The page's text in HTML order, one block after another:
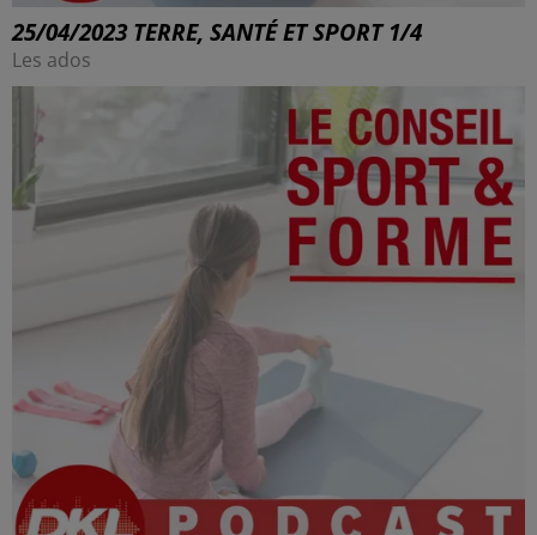
25/04/2023 TERRE, SANTÉ ET SPORT 1/4
Les ados